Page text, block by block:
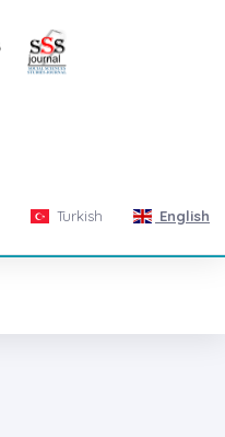
Turkish English